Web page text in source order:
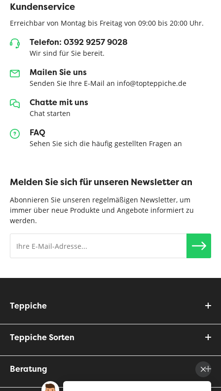
Kundenservice
Erreichbar von Montag bis Freitag von 09:00 bis 20:00 Uhr.
Telefon: 0392 9257 9028
Wir sind für Sie bereit.
Mailen Sie uns
Senden Sie Ihre E-Mail an info@topteppiche.de
Chatte mit uns
Chat starten
FAQ
Sehen Sie sich die häufig gestellten Fragen an
Melden Sie sich für unseren Newsletter an
Abonnieren Sie unseren regelmäßigen Newsletter, um
immer über neue Produkte und Angebote informiert zu
werden.
Teppiche
Teppiche Sorten
Beratung